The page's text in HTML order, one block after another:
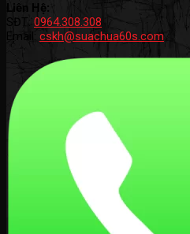
Liên Hệ:
SĐT: 0964.308.308
Email: cskh@suachua60s.com